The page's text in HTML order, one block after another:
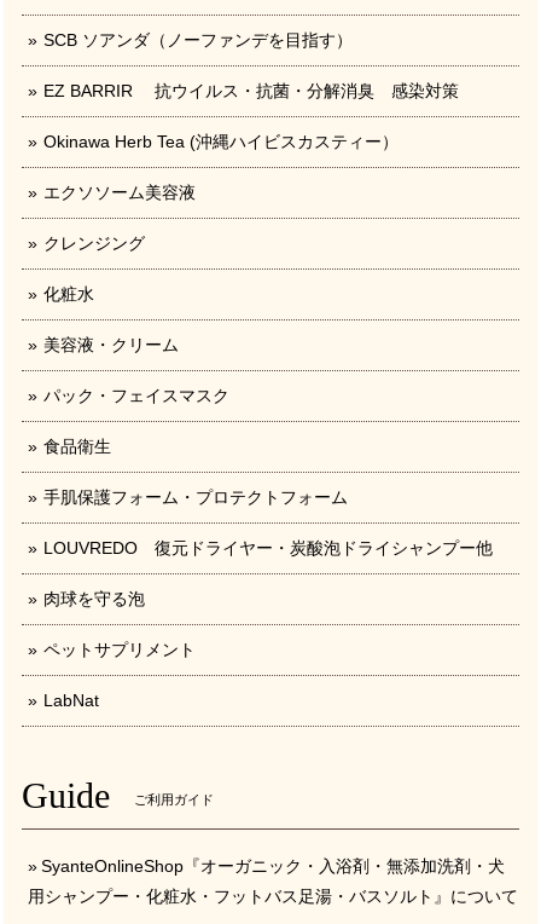
SCB ソアンダ（ノーファンデを目指す）
EZ BARRIR 抗ウイルス・抗菌・分解消臭 感染対策
Okinawa Herb Tea (沖縄ハイビスカスティー）
エクソソーム美容液
クレンジング
化粧水
美容液・クリーム
パック・フェイスマスク
食品衛生
手肌保護フォーム・プロテクトフォーム
LOUVREDO 復元ドライヤー・炭酸泡ドライシャンプー他
肉球を守る泡
ペットサプリメント
LabNat
Guide ご利用ガイド
SyanteOnlineShop『オーガニック・入浴剤・無添加洗剤・犬
用シャンプー・化粧水・フットバス足湯・バスソルト』について